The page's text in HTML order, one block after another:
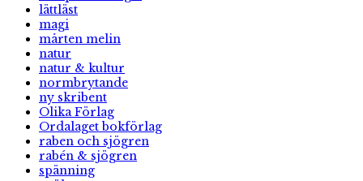
lättläst
magi
mårten melin
natur
natur & kultur
normbrytande
ny skribent
Olika Förlag
Ordalaget bokförlag
raben och sjögren
rabén & sjögren
spänning